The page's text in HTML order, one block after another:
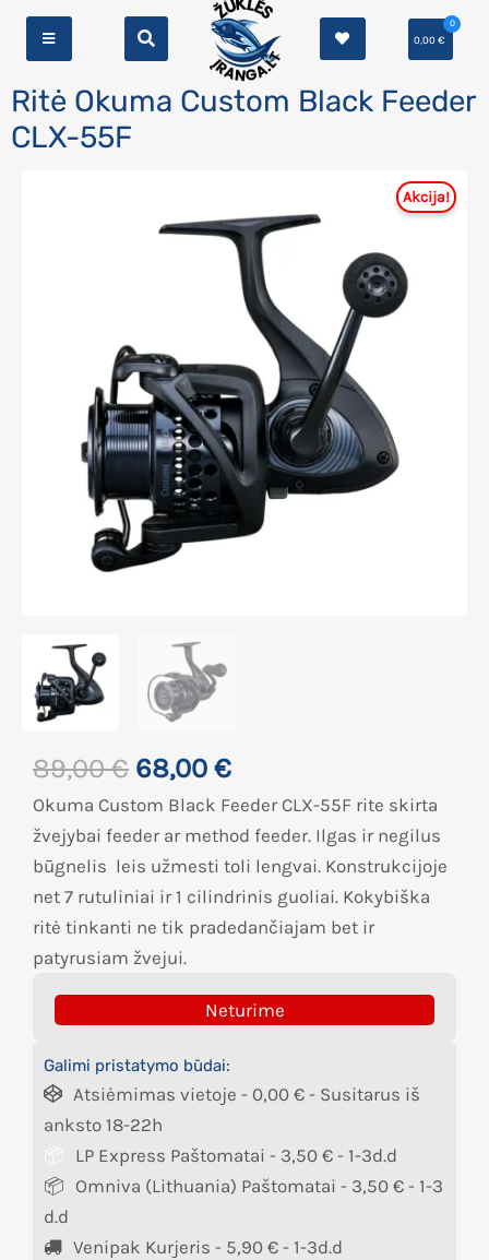
0,00€
0
Ritė Okuma Custom Black Feeder
CLX-55F
89,00€ 68,00 €
Okuma Custom Black Feeder CLX-55F rite skirta
žvejybai feeder ar method feeder. Ilgas ir negilus
būgnelis leis užmesti toli lengvai. Konstrukcijoje
net 7 rutuliniai ir 1 cilindrinis guoliai. Kokybiška
ritė tinkanti ne tik pradedančiajam bet ir
patyrusiam žvejui.
Neturime
Galimi pristatymo būdai:
Atsiėmimas vietoje - 0,00 € - Susitarus iš
anksto 18-22h
LP Express Paštomatai - 3,50 € - 1-3d.d
Omniva (Lithuania) Paštomatai - 3,50 € - 1-3
d.d
Venipak Kurjeris - 5,90 € - 1-3d.d